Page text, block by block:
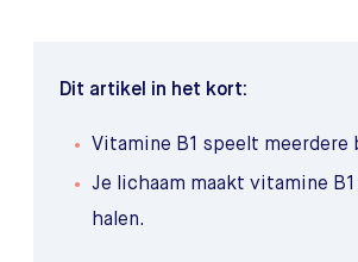
Dit artikel in het kort:
Vitamine B1 speelt meerdere
Je lichaam maakt vitamine
halen.